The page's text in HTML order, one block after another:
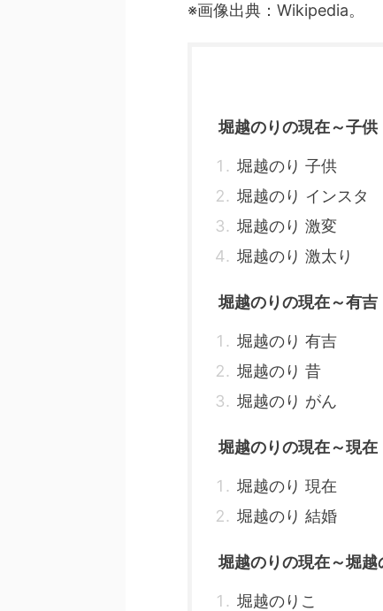
※画像出典：Wikipedia。
堀越のりの現在～子
堀越のり 子供
堀越のり インスタ
堀越のり 激変
堀越のり 激太り
堀越のりの現在～有吉
堀越のり 有吉
堀越のり 昔
堀越のり がん
堀越のりの現在～現在
堀越のり 現在
堀越のり 結婚
堀越のりの現在～堀
堀越のりこ